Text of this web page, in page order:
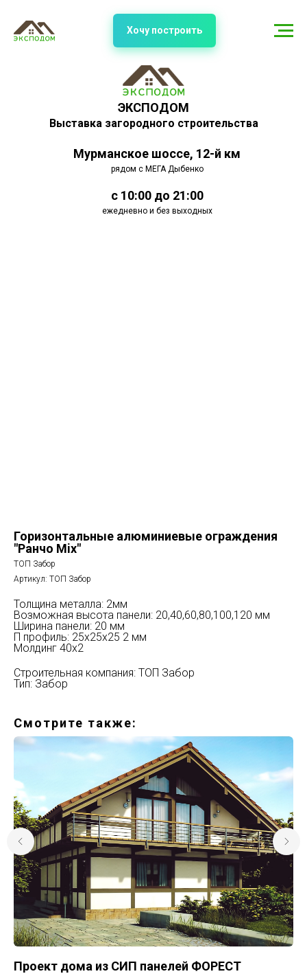
ЭКСПОДОМ
Выставка загородного строительства
Мурманское шоссе, 12-й км
рядом с МЕГА Дыбенко
с 10:00 до 21:00
ежедневно и без выходных
Хочу построить
Горизонтальные алюминиевые ограждения
"Ранчо Mix"
ТОП Забор
Артикул: ТОП Забор
Толщина металла: 2мм
Возможная высота панели: 20,40,60,80,100,120 мм
Ширина панели: 20 мм
П профиль: 25х25х25 2 мм
Молдинг 40х2
Строительная компания: ТОП Забор
Тип: Забор
Смотрите также:
Проект дома из СИП панелей ФОРЕСТ